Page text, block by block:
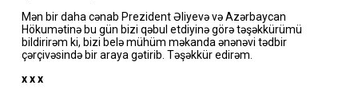
Mən bir daha cənab Prezident Əliyevə və Azərbaycan
Hökumətinə bu gün bizi qəbul etdiyinə görə təşəkkürümü
bildirirəm ki, bizi belə mühüm məkanda ənənəvi tədbir
çərçivəsində bir araya gətirib. Təşəkkür edirəm.
x x x